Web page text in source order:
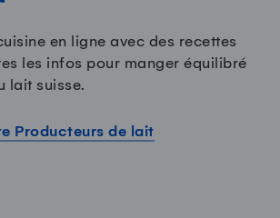
en ligne avec des recettes
les infos pour manger équilibré
lait suisse.
Producteurs de lait